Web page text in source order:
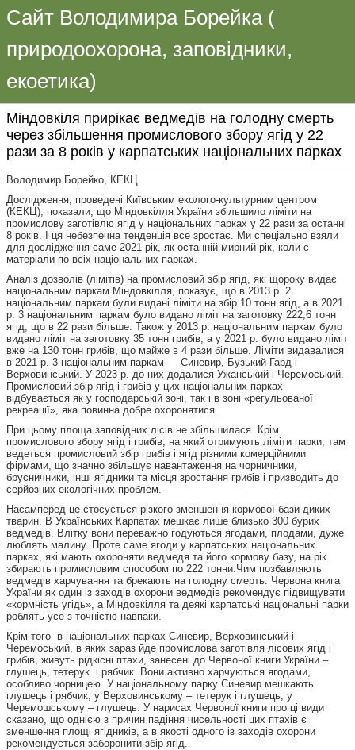
Сайт Володимира Борейка (
природоохорона, заповідники,
екоетика)
Міндовкіля прирікає ведмедів на голодну смерть
через збільшення промислового збору ягід у 22
рази за 8 років у карпатських національних парках
Володимир Борейко, КЕКЦ
Дослідження, проведені Київським еколого-культурним центром
(КЕКЦ), показали, що Міндовкілля України збільшило ліміти на
промислову заготівлю ягід у національних парках у 22 рази за останні
8 років. І ця небезпечна тенденція все зростає. Ми спеціально взяли
для дослідження саме 2021 рік, як останній мирний рік, коли є
матеріали по всіх національних парках.
Аналіз дозволів (лімітів) на промисловий збір ягід, які щороку видає
національним паркам Міндовкілля, показує, що в 2013 р. 2
національним паркам були видані ліміти на збір 10 тонн ягід, а в 2021
р. 3 національним паркам було видано ліміт на заготовку 222,6 тонн
ягід, що в 22 рази більше. Також у 2013 р. національним паркам було
видано ліміт на заготовку 35 тонн грибів, а у 2021 р. було видано ліміт
вже на 130 тонн грибів, що майже в 4 рази більше. Ліміти видавалися
в 2021 р. 3 національним паркам — Синевир, Бузький Гард і
Верховинський. У 2023 р. до них додалися Ужанський і Черемоський.
Промисловий збір ягід і грибів у цих національних парках
відбувається як у господарській зоні, так і в зоні «регульованої
рекреації», яка повинна добре охоронятися.
При цьому площа заповідних лісів не збільшилася. Крім
промислового збору ягід і грибів, на який отримують ліміти парки, там
ведеться промисловий збір грибів і ягід різними комерційними
фірмами, що значно збільшує навантаження на чорничники,
брусничники, інші ягідники та місця зростання грибів і призводить до
серйозних екологічних проблем.
Насамперед це стосується різкого зменшення кормової бази диких
тварин. В Українських Карпатах мешкає лише близько 300 бурих
ведмедів. Влітку вони переважно годуються ягодами, плодами, дуже
люблять малину. Проте саме ягоди у карпатських національних
парках, які мають охороняти ведмедя та його кормову базу, на рік
збирають промисловим способом по 222 тонни.Чим позбавляють
ведмедів харчування та брекають на голодну смерть. Червона книга
України як один із заходів охорони ведмедів рекомендує підвищувати
«кормність угідь», а Міндовкілля та деякі карпатські національні парки
роблять усе з точністю навпаки.
Крім того в національних парках Синевир, Верховинський і
Черемоський, в яких зараз йде промислова заготівля лісових ягід і
грибів, живуть рідкісні птахи, занесені до Червоної книги України –
глушець, тетерук і рябчик. Вони активно харчуються ягодами,
особливо чорницею. У національному парку Синевир мешкають
глушець і рябчик, у Верховинському – тетерук і глушець, у
Черемошському – глушець. У нарисах Червоної книги про ці види
сказано, що однією з причин падіння чисельності цих птахів є
зменшення площі ягідників, а в якості одного із заходів охорони
рекомендується заборонити збір ягід.